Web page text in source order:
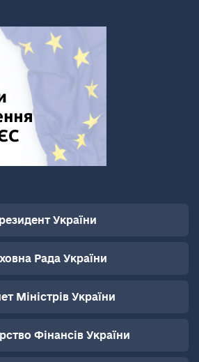
України
Рада України
Міністрів України
Фінансів України